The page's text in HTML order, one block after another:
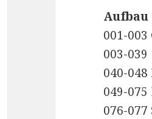
Aufbau
001-
003-
040-
049-
076-